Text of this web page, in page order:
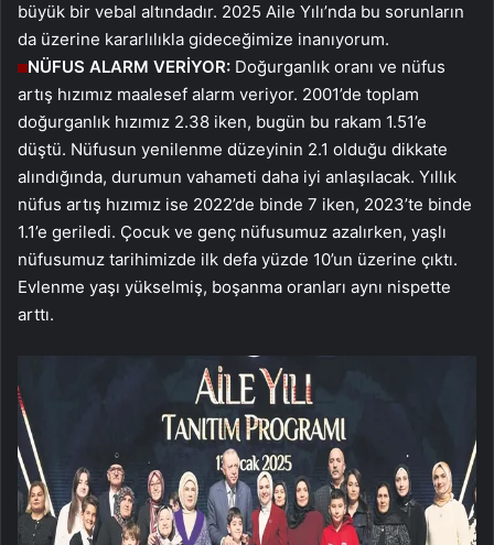
büyük bir vebal altındadır. 2025 Aile Yılı’nda bu sorunların
da üzerine kararlılıkla gideceğimize inanıyorum.
NÜFUS ALARM VERİYOR: Doğurganlık oranı ve nüfus
artış hızımız maalesef alarm veriyor. 2001’de toplam
doğurganlık hızımız 2.38 iken, bugün bu rakam 1.51’e
düştü. Nüfusun yenilenme düzeyinin 2.1 olduğu dikkate
alındığında, durumun vahameti daha iyi anlaşılacak. Yıllık
nüfus artış hızımız ise 2022’de binde 7 iken, 2023’te binde
1.1’e geriledi. Çocuk ve genç nüfusumuz azalırken, yaşlı
nüfusumuz tarihimizde ilk defa yüzde 10’un üzerine çıktı.
Evlenme yaşı yükselmiş, boşanma oranları aynı nispette
arttı.